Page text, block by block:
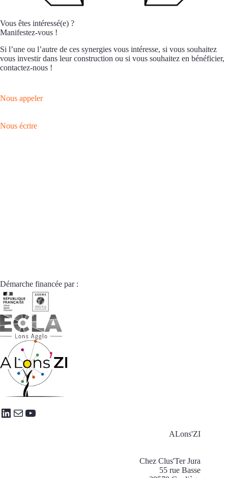
Vous êtes intéressé(e) ?
Manifestez-vous !
Si l’une ou l’autre de ces synergies vous intéresse, si vous souhaitez
vous investir dans leur construction ou si vous souhaitez en bénéficier,
contactez-nous !
Nous appeler
Nous écrire
Démarche financée par :
LinkedIn
E-mailYouTube
ALons'ZI
Chez Clus'Ter Jura
55 rue Basse